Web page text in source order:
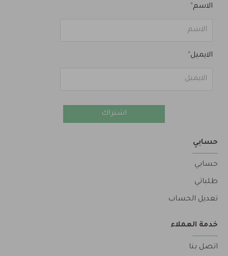
الاسم
الايميل
اشتراك
حسابي
حسابي
طلباتي
تعديل الحساب
خدمة العملاء
اتصل بنا